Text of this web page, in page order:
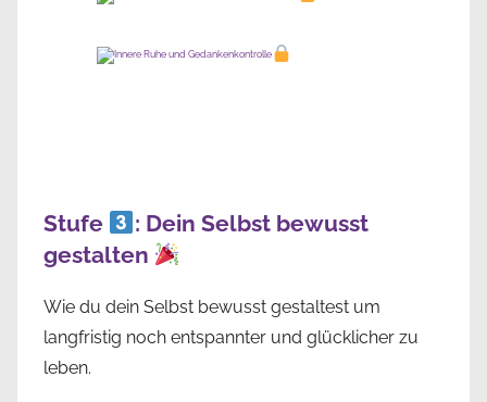
Stufe
: Dein Selbst bewusst
gestalten
Wie du dein Selbst bewusst gestaltest um
langfristig noch entspannter und glücklicher zu
leben.